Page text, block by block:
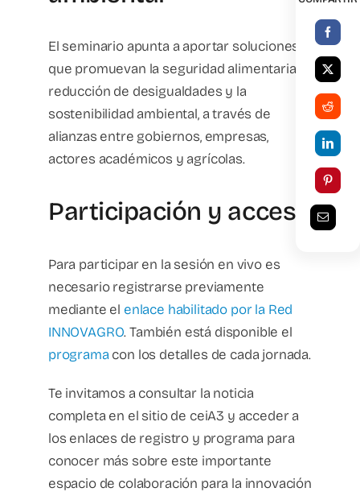
El seminario apunta a aportar soluciones
que promuevan la seguridad alimentaria, la
reducción de desigualdades y la
sostenibilidad ambiental, a través de
alianzas entre gobiernos, empresas,
actores académicos y agrícolas.
Participación y acceso
Para participar en la sesión en vivo es
necesario registrarse previamente
mediante el enlace habilitado por la Red
INNOVAGRO. También está disponible el
programacon los detalles de cada jornada.
Te invitamos a consultar la noticia
completa en el sitio de ceiA3 y acceder a
los enlaces de registro y programa para
conocer más sobre este importante
espacio de colaboración para la innovación